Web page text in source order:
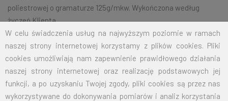
W celu świadczenia usług na najwyższym poziomie w ramach
naszej strony internetowej korzystamy z plików cookies. Pliki
cookies umożliwiają nam zapewnienie prawidłowego działania
naszej strony internetowej oraz realizację podstawowych jej
funkcji, a po uzyskaniu Twojej zgody, pliki cookies są przez nas
wykorzystywane do dokonywania pomiarów i analiz korzystania
poliestrowej o gramaturze 125g/mkw. Wykończona według
życzeń Klienta.
Na życzenie klienta jesteśmy w stanie wykonać dowolny rozmiar
flagi. Przy zamówieniu większej ilości cena zostanie wyliczona
indywidualnie.